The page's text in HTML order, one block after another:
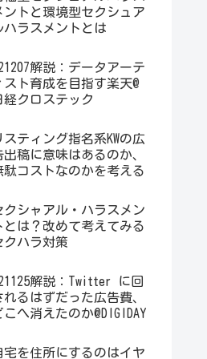
ントと環境型セクシュア
ハラスメントとは
解説：データアーテ
スト育成を目指す楽天@
経クロステック
スティング指名系KWの広
出稿に意味はあるのか、
駄コストなのかを考える
クシャアル・ハラスメン
とは？改めて考えてみる
クハラ対策
解説：Twitter に回
れるはずだった広告費、
こへ消えたのか@DIGIDAY
宅を住所にするのはイヤ